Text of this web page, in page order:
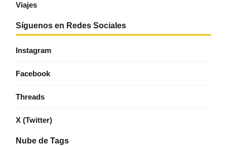
Viajes
Síguenos en Redes Sociales
Instagram
Facebook
Threads
X (Twitter)
Nube de Tags